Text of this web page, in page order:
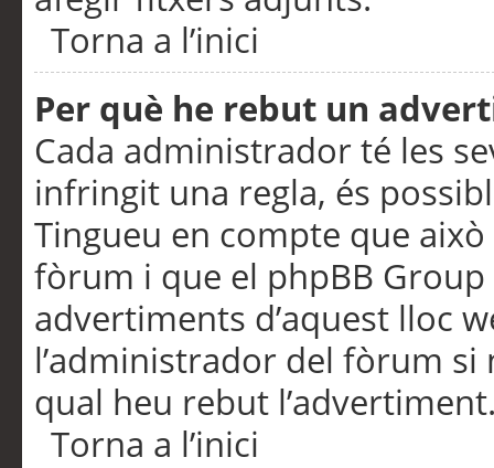
Torna a l’inici
Per què he rebut un
Cada administrador té les
infringit una regla, és
Tingueu en compte que
fòrum i que el phpBB
advertiments d’aquest lloc
l’administrador del fòrum
qual heu rebut
Torna a l’inici